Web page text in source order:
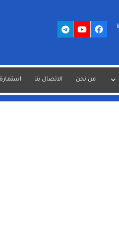
من نحن الاتصال بنا